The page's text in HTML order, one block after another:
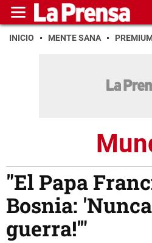
INICIO MENTE SANA
"El Papa
Bosnia:
guerra!'"